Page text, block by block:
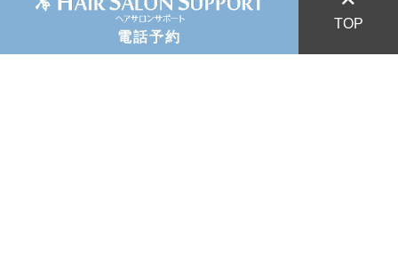
電話予約
047-423-7446
047-425-3287
TOP